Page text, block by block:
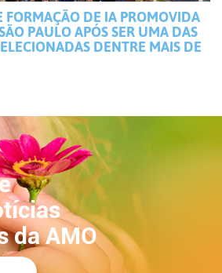
FORMAÇÃO DE IA PROMOVIDA
PAULO APÓS SER UMA DAS
DENTRE MAIS DE
da AMO